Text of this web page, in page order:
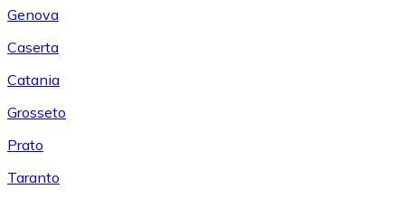
Genova
Caserta
Catania
Grosseto
Prato
Taranto